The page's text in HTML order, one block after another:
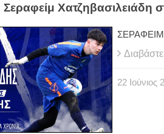
Χατζηβασιλειάδη
22 Ιούνιος